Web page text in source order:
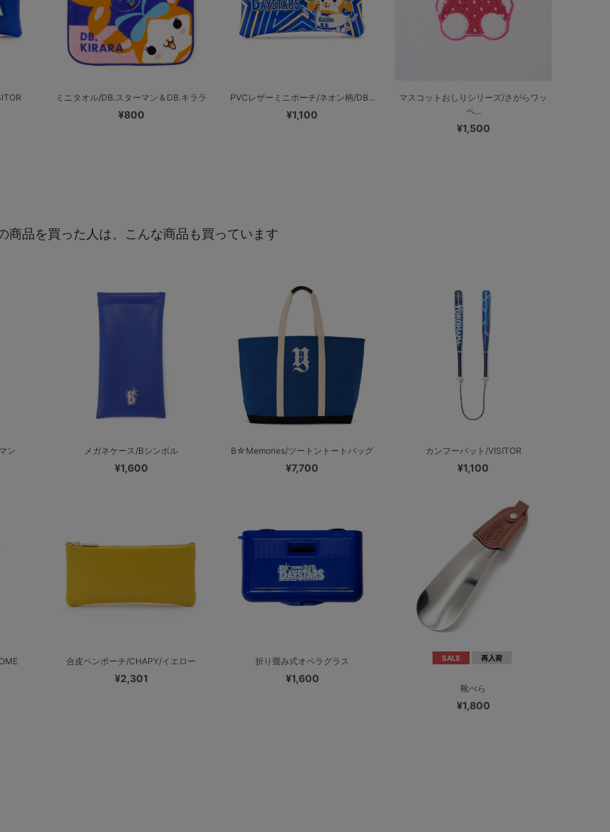
ミニタオル/DB.スターマン＆DB.キララ
¥800
PVCレザーミニポーチ/ネオン柄/DB...
¥1,100
マスコットおしりシリーズ/さがらワッ
ペ...
¥1,500
商品を買った人は、こんな商品も買っています
ン メガネケース/Bシンボル
¥1,600
B☆Memories/ツートントートバッグ
¥7,700
カンフーバット/VISITOR
¥1,100
合皮ペンポーチ/CHAPY/イエロー
¥2,301
折り畳み式オペラグラス
¥1,600
SALE 再入荷
靴べら
¥1,800